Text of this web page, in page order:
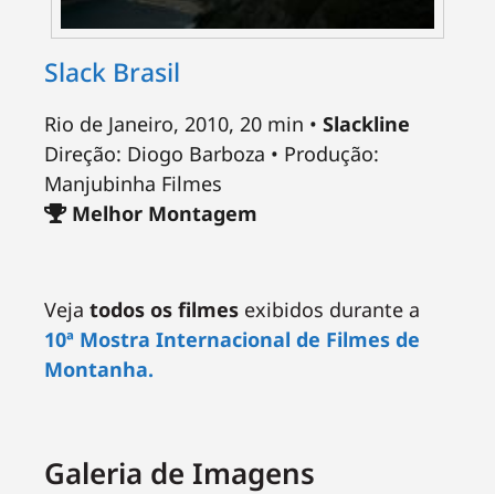
Slack Brasil
Rio de Janeiro, 2010, 20 min • Slackline
Direção: Diogo Barboza • Produção:
Manjubinha Filmes
Melhor Montagem
Veja todos os filmes exibidos durante a
10ª Mostra Internacional de Filmes de
Montanha.
Galeria de Imagens